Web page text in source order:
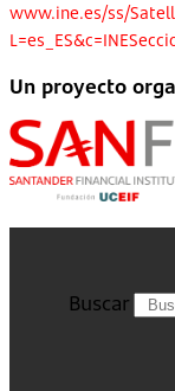
www.ine.es/ss/
Un proyecto
Buscar